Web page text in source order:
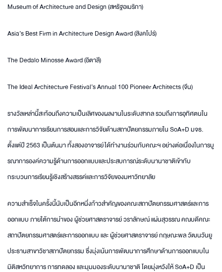
Museum of Architecture and Design (สหรัฐอเมริกา)
Asia’s Best Firm in Architecture Design Award (สิงคโปร์)
The Dedalo Minosse Award (อิตาลี)
The Ideal Architecture Festival’s Annual 100 Pioneer Architects (จีน)
รางวัลเหล่านี้สะท้อนถึงความเป็นเลิศของผลงานในระดับสากล รวมถึงการอุทิศตนใน
การพัฒนาการเรียนการสอนและการวิจัยด้านสถาปัตยกรรมภายใน SoA+D มจธ.
ตั้งแต่ปี 2563 เป็นต้นมา ทั้งสองอาจารย์ได้ทำงานร่วมกับคณะฯ อย่างต่อเนื่องในการบู
รณาการองค์ความรู้ด้านการออกแบบและประสบการณ์ระดับนานาชาติเข้ากับ
กระบวนการเรียนรู้เชิงสร้างสรรค์และการวิจัยของมหาวิทยาลัย
ความสำเร็จในครั้งนี้นับเป็นอีกหนึ่งก้าวสำคัญของคณะสถาปัตยกรรมศาสตร์และการ
ออกแบบ ภายใต้การนำของ ผู้ช่วยศาสตราจารย์ วราลักษณ์ แผ่นสุวรรณ คณบดีคณะ
สถาปัตยกรรมศาสตร์และการออกแบบ และ ผู้ช่วยศาสตราจารย์ กฤษณะพล วัฒนวันยู
ประธานสาขาวิชาสถาปัตยกรรม ซึ่งมุ่งเน้นการพัฒนาการศึกษาด้านการออกแบบใน
มิติสหวิทยาการ การทดลอง และมุมมองระดับนานาชาติ โดยมุ่งหวังให้ SoA+D เป็น